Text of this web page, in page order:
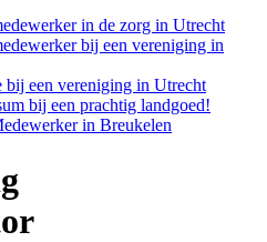
in de zorg in Utrecht
bij een vereniging in
bij een vereniging in Utrecht
bij een prachtig landgoed!
in Breukelen